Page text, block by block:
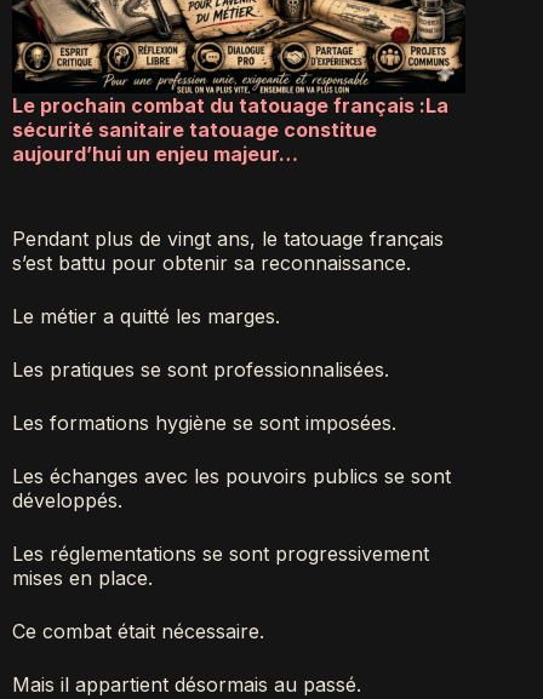
Le prochain combat du tatouage français :La
sécurité sanitaire tatouage constitue
aujourd’hui un enjeu majeur…
Pendant plus de vingt ans, le tatouage français
s’est battu pour obtenir sa reconnaissance.
Le métier a quitté les marges.
Les pratiques se sont professionnalisées.
Les formations hygiène se sont imposées.
Les échanges avec les pouvoirs publics se sont
développés.
Les réglementations se sont progressivement
mises en place.
Ce combat était nécessaire.
Mais il appartient désormais au passé.